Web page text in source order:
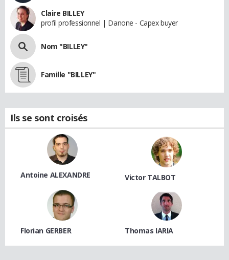
Claire BILLEY
profil professionnel | Danone - Capex buyer
Nom "BILLEY"
Famille "BILLEY"
Ils se sont croisés
Antoine ALEXANDRE Victor TALBOT
Florian GERBER Thomas IARIA